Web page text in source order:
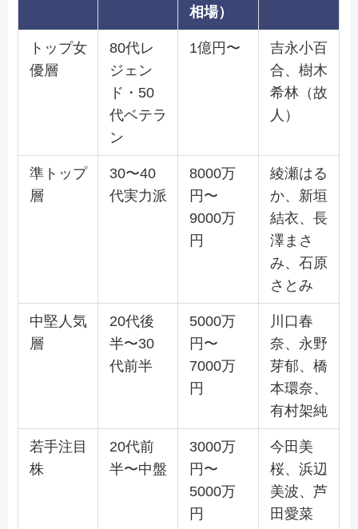
相場）
トップ女
優層
80代レ
ジェン
ド・50
代ベテラ
ン
1億円〜
吉永小百
合、樹木
希林（故
人）
準トップ
層
30〜40
代実力派
8000万
円〜
9000万
円
綾瀬はる
か、新垣
結衣、長
澤まさ
み、石原
さとみ
中堅人気
層
20代後
半〜30
代前半
5000万
円〜
7000万
円
川口春
奈、永野
芽郁、橋
本環奈、
有村架純
若手注目
株
20代前
半〜中盤
3000万
円〜
5000万
円
今田美
桜、浜辺
美波、芦
田愛菜